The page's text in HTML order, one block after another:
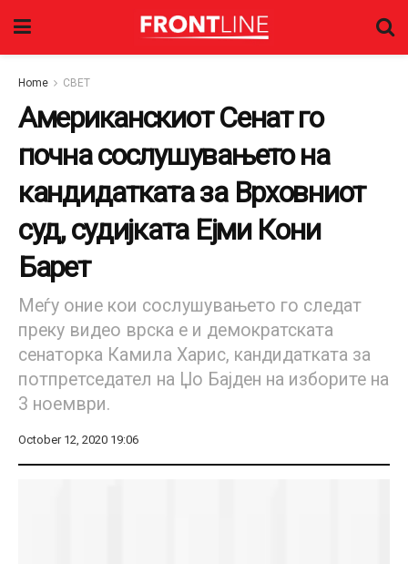
Home СВЕТ
Американскиот Сенат го
почна сослушувањето на
кандидатката за Врховниот
суд, судијката Ејми Кони
Барет
Меѓу оние кои сослушувањето го следат
преку видео врска е и демократската
сенаторка Камила Харис, кандидатката за
потпретседател на Џо Бајден на изборите на
3 ноември.
October 12, 2020 19:06